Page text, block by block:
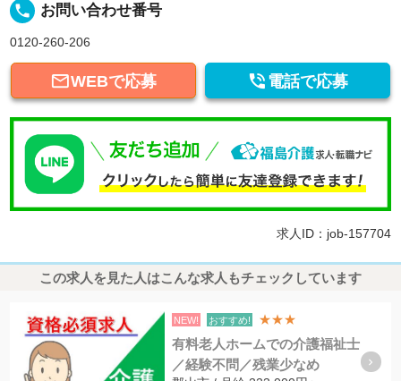
local_phone お問い合わせ番号
0120-260-206
WEBで応募  電話で応募
求人ID：job-157704
この求人を見た人はこんな求人もチェックしています
NEW! おすすめ! ★★★
有料老人ホームでの介護福祉士
／経験不問／残業少なめ